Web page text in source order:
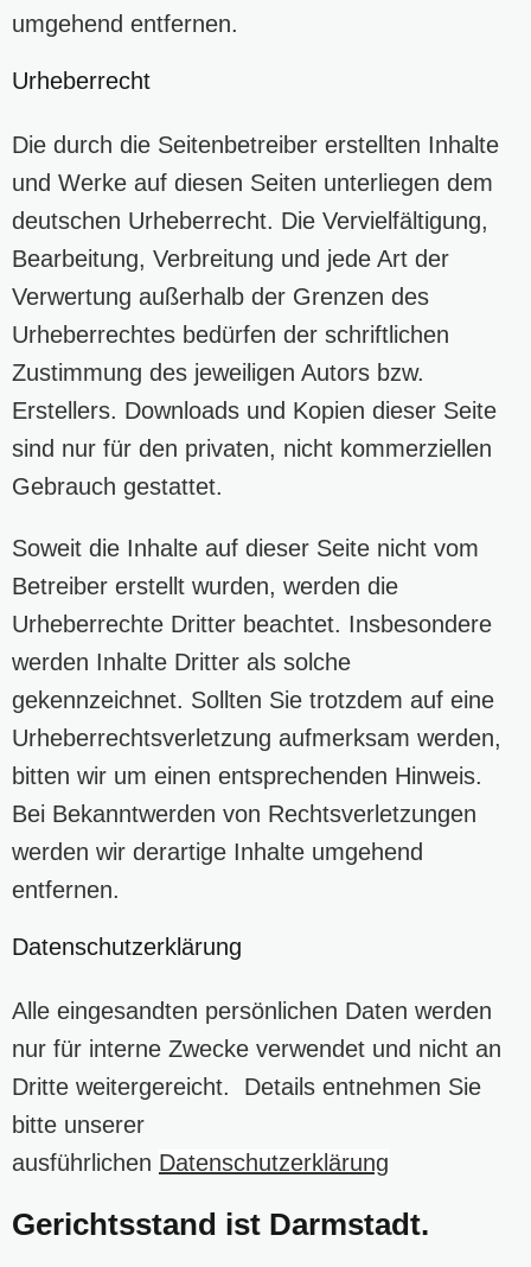
umgehend entfernen.
Urheberrecht
Die durch die Seitenbetreiber erstellten Inhalte
und Werke auf diesen Seiten unterliegen dem
deutschen Urheberrecht. Die Vervielfältigung,
Bearbeitung, Verbreitung und jede Art der
Verwertung außerhalb der Grenzen des
Urheberrechtes bedürfen der schriftlichen
Zustimmung des jeweiligen Autors bzw.
Erstellers. Downloads und Kopien dieser Seite
sind nur für den privaten, nicht kommerziellen
Gebrauch gestattet.
Soweit die Inhalte auf dieser Seite nicht vom
Betreiber erstellt wurden, werden die
Urheberrechte Dritter beachtet. Insbesondere
werden Inhalte Dritter als solche
gekennzeichnet. Sollten Sie trotzdem auf eine
Urheberrechtsverletzung aufmerksam werden,
bitten wir um einen entsprechenden Hinweis.
Bei Bekanntwerden von Rechtsverletzungen
werden wir derartige Inhalte umgehend
entfernen.
Datenschutzerklärung
Alle eingesandten persönlichen Daten werden
nur für interne Zwecke verwendet und nicht an
Dritte weitergereicht. Details entnehmen Sie
bitte unserer
ausführlichen Datenschutzerklärung
Gerichtsstand ist Darmstadt.